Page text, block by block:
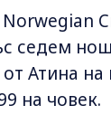
седем
Атина на
на човек.